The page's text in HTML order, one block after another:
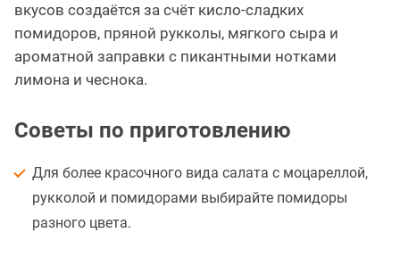
вкусов создаётся за счёт кисло-сладких
помидоров, пряной рукколы, мягкого сыра и
ароматной заправки с пикантными нотками
лимона и чеснока.
Советы по приготовлению
Для более красочного вида салата с моцареллой,
рукколой и помидорами выбирайте помидоры
разного цвета.